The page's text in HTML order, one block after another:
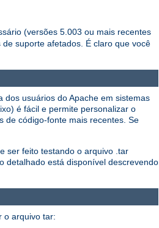
(versões 5.003 ou mais recentes
de suporte afetados. É claro que você
dos usuários do Apache em sistemas
é fácil e permite personalizar o
de código-fonte mais recentes. Se
ser feito testando o arquivo .tar
detalhado está disponível descrevendo
o arquivo tar: